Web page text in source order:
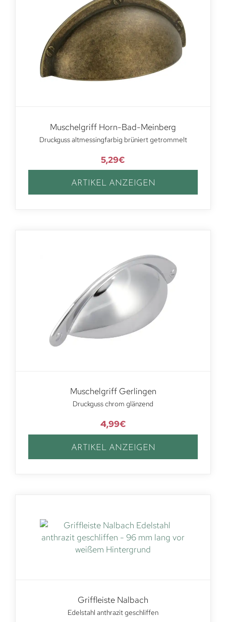
Muschelgriff Horn-Bad-Meinberg
Druckguss altmessingfarbig brüniert getrommelt
5,29€
ARTIKEL ANZEIGEN
Muschelgriff Gerlingen
Druckguss chrom glänzend
4,99€
ARTIKEL ANZEIGEN
Griffleiste Nalbach
Edelstahl anthrazit geschliffen